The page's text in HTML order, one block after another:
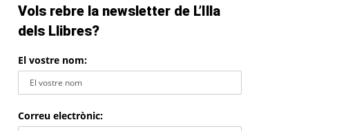
Vols rebre la newsletter de L’Illa
dels Llibres?
El vostre nom:
Correu electrònic: